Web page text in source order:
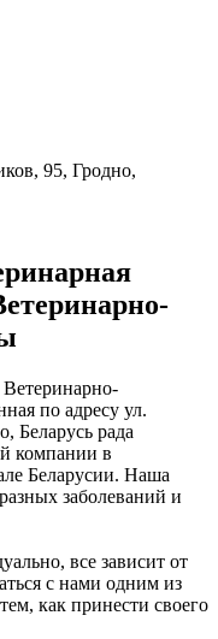
95, Гродно,
по адресу ул.
Беларусь рада
компании в
Беларусии. Наша
заболеваний и
все зависит от
с нами одним из
как принести своего